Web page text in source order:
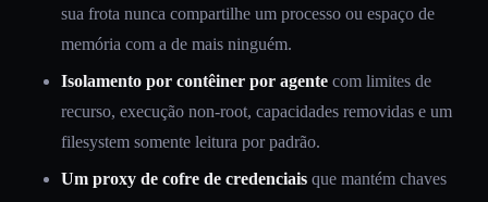
sua frota nunca compartilhe um processo ou espaço de
memória com a de mais ninguém.
Isolamento por contêiner por agente com limites de
recurso, execução non-root, capacidades removidas e um
filesystem somente leitura por padrão.
Um proxy de cofre de credenciais que mantém chaves